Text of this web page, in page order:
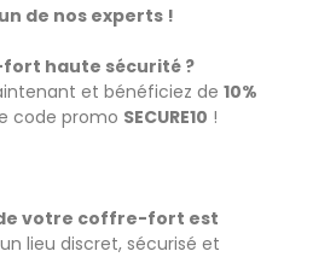
de nos experts !
haute sécurité ?
et bénéficiez de10%
code promo SECURE10 !
votre coffre-fort est
lieu discret, sécurisé et